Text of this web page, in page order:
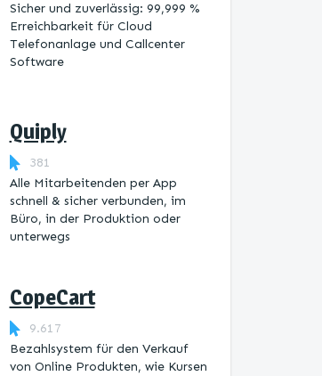
Sicher und zuverlässig: 99,999 %
Erreichbarkeit für Cloud
Telefonanlage und Callcenter
Software
Quiply
381
Alle Mitarbeitenden per App
schnell & sicher verbunden, im
Büro, in der Produktion oder
unterwegs
CopeCart
9.617
Bezahlsystem für den Verkauf
von Online Produkten, wie Kursen